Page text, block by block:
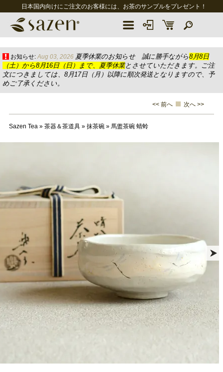
日本国内向けにご注文のお客様には、お茶のサンプルをプレゼント！
お知らせ: Aug 03, 2026 夏季休業のお知らせ 誠に勝手ながら8月8日
（土）から8月16日（日）まで、夏季休業とさせていただきます。ご注
文につきましては、8月17日（月）以降に順次発送となりますので、予
めご了承ください。
<< 前へ 次へ >>
Sazen Tea» 茶器＆茶道具» 抹茶碗» 馬盥茶碗 蜻蛉